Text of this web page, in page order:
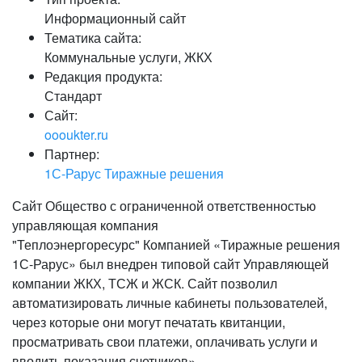
Информационный сайт
Тематика сайта:
Коммунальные услуги, ЖКХ
Редакция продукта:
Стандарт
Сайт:
oooukter.ru
Партнер:
1С-Рарус Тиражные решения
Сайт Общество с ограниченной ответственностью
управляющая компания
"Теплоэнергоресурс" Компанией «Тиражные решения
1С-Рарус» был внедрен типовой сайт Управляющей
компании ЖКХ, ТСЖ и ЖСК. Сайт позволил
автоматизировать личные кабинеты пользователей,
через которые они могут печатать квитанции,
просматривать свои платежи, оплачивать услуги и